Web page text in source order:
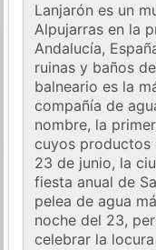
Lanjarón es un
Alpujarras en la
Andalucía,
ruinas y baños
balneario es la
compañía de
nombre, la
cuyos productos
23 de junio, la
fiesta anual de
pelea de agua
noche del 23,
celebrar la